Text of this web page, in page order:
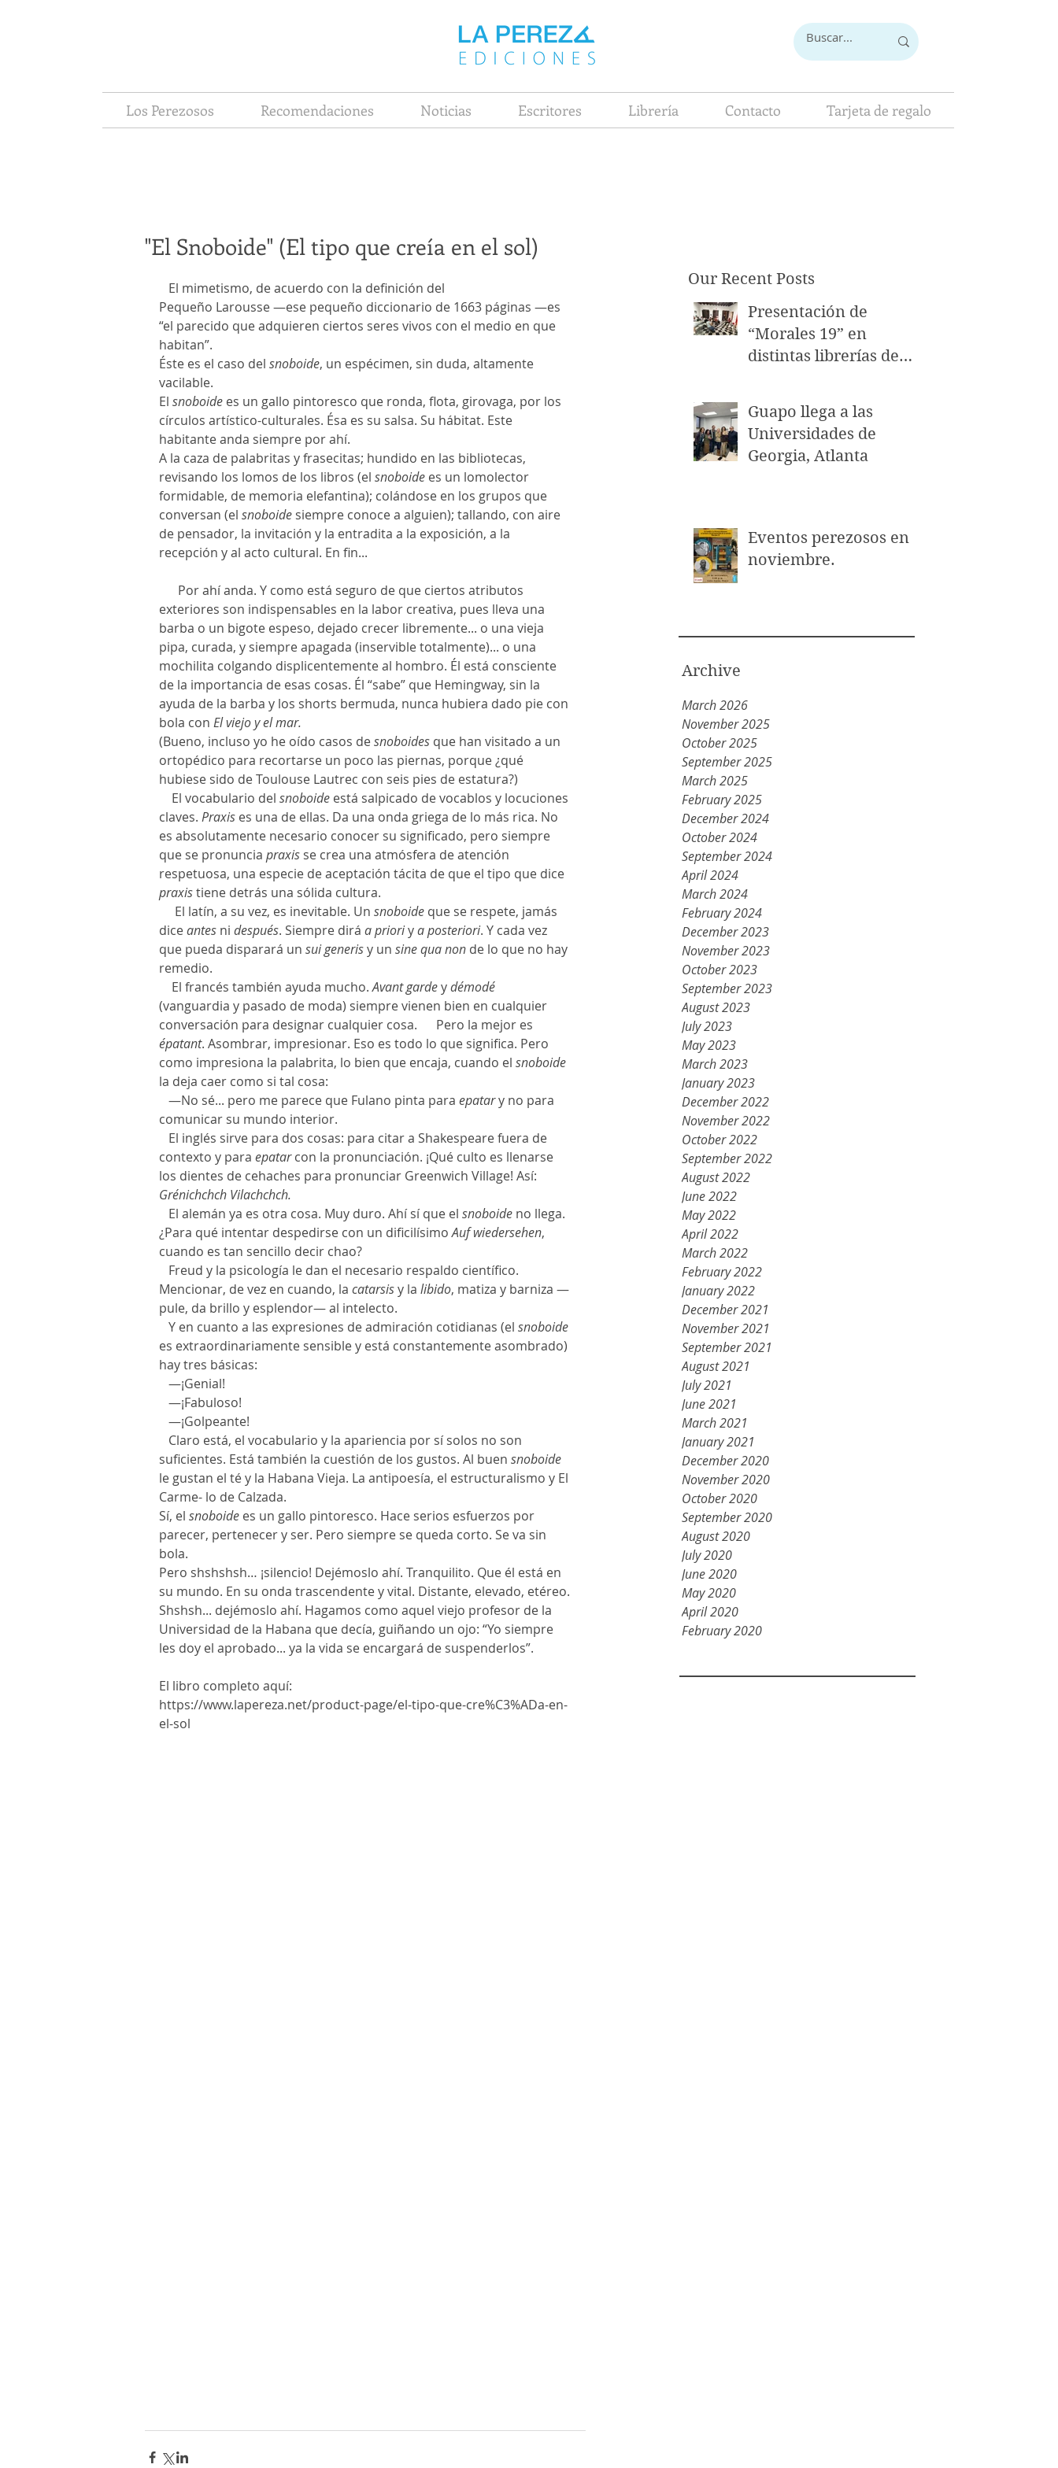
Los Perezosos Recomendaciones Noticias Escritores Librería Contacto Tarjeta de regalo
Our Recent Posts
Presentación de
“Morales 19” en
distintas librerías de
Guapo llega a las
Universidades de
Georgia, Atlanta
Eventos perezosos en
noviembre.
Archive
March 2026
November 2025
October 2025
September 2025
March 2025
February 2025
December 2024
October 2024
September 2024
April 2024
March 2024
February 2024
December 2023
November 2023
October 2023
September 2023
August 2023
July 2023
May 2023
March 2023
January 2023
December 2022
November 2022
October 2022
September 2022
August 2022
June 2022
May 2022
April 2022
March 2022
February 2022
January 2022
December 2021
November 2021
September 2021
August 2021
July 2021
June 2021
March 2021
January 2021
December 2020
November 2020
October 2020
September 2020
August 2020
July 2020
June 2020
May 2020
April 2020
February 2020
"El Snoboide" (El tipo que creía en el sol)
   El mimetismo, de acuerdo con la definición del
Pequeño Larousse —ese pequeño diccionario de 1663 páginas —es
“el parecido que adquieren ciertos seres vivos con el medio en que
habitan”.
Éste es el caso del snoboide, un espécimen, sin duda, altamente
vacilable.
El snoboide es un gallo pintoresco que ronda, flota, girovaga, por los
círculos artístico-culturales. Ésa es su salsa. Su hábitat. Este
habitante anda siempre por ahí.
A la caza de palabritas y frasecitas; hundido en las bibliotecas,
revisando los lomos de los libros (el snoboide es un lomolector
formidable, de memoria elefantina); colándose en los grupos que
conversan (el snoboide siempre conoce a alguien); tallando, con aire
de pensador, la invitación y la entradita a la exposición, a la
recepción y al acto cultural. En fin...
exteriores son indispensables en la labor creativa, pues lleva una
barba o un bigote espeso, dejado crecer libremente... o una vieja
pipa, curada, y siempre apagada (inservible totalmente)... o una
mochilita colgando displicentemente al hombro. Él está consciente
de la importancia de esas cosas. Él “sabe” que Hemingway, sin la
ayuda de la barba y los shorts bermuda, nunca hubiera dado pie con
bola con El viejo y el mar.
(Bueno, incluso yo he oído casos de snoboides que han visitado a un
ortopédico para recortarse un poco las piernas, porque ¿qué
hubiese sido de Toulouse Lautrec con seis pies de estatura?)
    El vocabulario del
snoboide está salpicado de vocablos y locuciones
claves. Praxis es una de ellas. Da una onda griega de lo más rica. No
es absolutamente necesario conocer su significado, pero siempre
que se pronuncia praxis se crea una atmósfera de atención
respetuosa, una especie de aceptación tácita de que el tipo que dice
praxis tiene detrás una sólida cultura.
     El latín, a su vez, es inevitable. Un
snoboide que se respete, jamás
dice antes ni después. Siempre dirá a priori y a posteriori. Y cada vez
que pueda disparará un sui generis y un sine qua non de lo que no hay
remedio.
    El francés también ayuda mucho.
Avant garde y démodé
(vanguardia y pasado de moda) siempre vienen bien en cualquier
conversación para designar cualquier cosa.      Pero la mejor es
épatant. Asombrar, impresionar. Eso es todo lo que significa. Pero
como impresiona la palabrita, lo bien que encaja, cuando el snoboide
la deja caer como si tal cosa:
   —No sé... pero me parece que Fulano pinta para
epatar y no para
comunicar su mundo interior.
contexto y para epatar con la pronunciación. ¡Qué culto es llenarse
los dientes de cehaches para pronunciar Greenwich Village! Así:
Grénichchch Vilachchch.
   El alemán ya es otra cosa. Muy duro. Ahí sí que el
snoboide no llega.
¿Para qué intentar despedirse con un dificilísimo Auf wiedersehen,
cuando es tan sencillo decir chao?
Mencionar, de vez en cuando, la catarsis y la libido, matiza y barniza —
pule, da brillo y esplendor— al intelecto.
   Y en cuanto a las expresiones de admiración cotidianas (el
snoboide
es extraordinariamente sensible y está constantemente asombrado)
hay tres básicas:
   —¡Genial!
   —¡Fabuloso!
   —¡Golpeante!
suficientes. Está también la cuestión de los gustos. Al buen snoboide
le gustan el té y la Habana Vieja. La antipoesía, el estructuralismo y El
Carme- lo de Calzada.
Sí, el snoboide es un gallo pintoresco. Hace serios esfuerzos por
parecer, pertenecer y ser. Pero siempre se queda corto. Se va sin
bola.
Pero shshshsh… ¡silencio! Dejémoslo ahí. Tranquilito. Que él está en
su mundo. En su onda trascendente y vital. Distante, elevado, etéreo.
Shshsh... dejémoslo ahí. Hagamos como aquel viejo profesor de la
Universidad de la Habana que decía, guiñando un ojo: “Yo siempre
les doy el aprobado... ya la vida se encargará de suspenderlos”.
El libro completo aquí:
https://www.lapereza.net/product-page/el-tipo-que-cre%C3%ADa-en-
el-sol